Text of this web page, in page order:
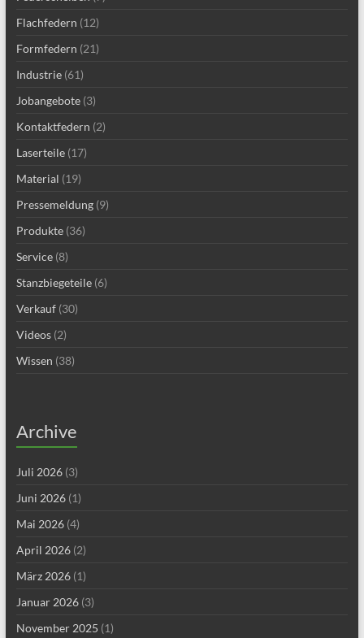
Flachfedern (12)
Formfedern (21)
Industrie(61)
Jobangebote(3)
Kontaktfedern (2)
Laserteile(17)
Material (19)
Pressemeldung(9)
Produkte(36)
Service(8)
Stanzbiegeteile(6)
Verkauf(30)
Videos(2)
Wissen (38)
Archive
Juli 2026(3)
Juni 2026(1)
Mai 2026(4)
April 2026(2)
März 2026(1)
Januar 2026(3)
November 2025 (1)